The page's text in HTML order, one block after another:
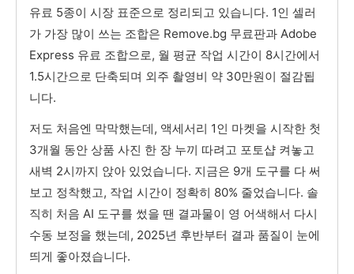
유료 5종이 시장 표준으로 정리되고 있습니다. 1인 셀러
가 가장 많이 쓰는 조합은 Remove.bg 무료판과 Adobe
Express 유료 조합으로, 월 평균 작업 시간이 8시간에서
1.5시간으로 단축되며 외주 촬영비 약 30만원이 절감됩
니다.
저도 처음엔 막막했는데, 액세서리 1인 마켓을 시작한 첫
3개월 동안 상품 사진 한 장 누끼 따려고 포토샵 켜놓고
새벽 2시까지 앉아 있었습니다. 지금은 9개 도구를 다 써
보고 정착했고, 작업 시간이 정확히 80% 줄었습니다. 솔
직히 처음 AI 도구를 썼을 땐 결과물이 영 어색해서 다시
수동 보정을 했는데, 2025년 후반부터 결과 품질이 눈에
띄게 좋아졌습니다.